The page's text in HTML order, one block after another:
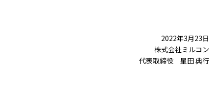
2022年3月23日
株式会社ミルコン
代表取締役 星田 典行